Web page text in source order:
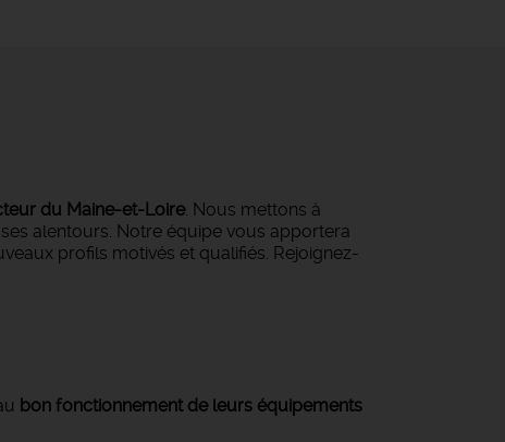
du Maine-et-Loire. Nous mettons à
alentours. Notre équipe vous apportera
profils motivés et qualifiés. Rejoignez-
bon fonctionnement de leurs équipements